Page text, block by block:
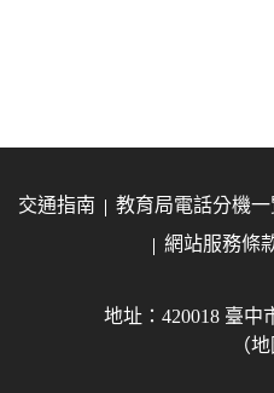
交通指南 教育局電話分機一
網站服務條
地址：420018 臺中
（地